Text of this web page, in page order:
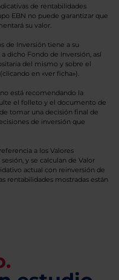
de rentabilidades
EBN no puede garantizar que
su valor.
de Inversión tiene a su
dicho Fondo de Inversión, así
del mismo y sobre el
en «ver ficha»).
está recomendando la
el folleto y el documento de
tomar una decisión final de
de inversión que
a los Valores
y se calculan de Valor
actual con reinversión de
rentabilidades mostradas están